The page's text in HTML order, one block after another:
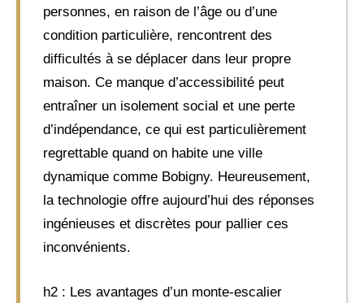
personnes, en raison de l’âge ou d’une
condition particulière, rencontrent des
difficultés à se déplacer dans leur propre
maison. Ce manque d’accessibilité peut
entraîner un isolement social et une perte
d’indépendance, ce qui est particulièrement
regrettable quand on habite une ville
dynamique comme Bobigny. Heureusement,
la technologie offre aujourd’hui des réponses
ingénieuses et discrètes pour pallier ces
inconvénients.
h2 : Les avantages d’un monte-escalier